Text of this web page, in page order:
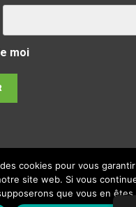
moi
2026 LVTec. Tous droits
Mentions Légales Creaplus
cookies pour vous
site web. Si vous
que vous en êtes